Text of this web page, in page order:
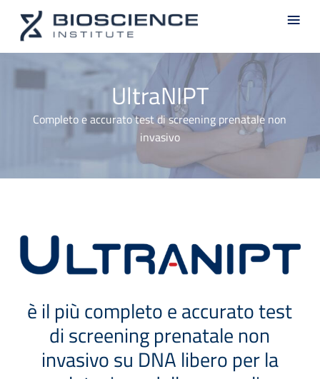
main
UltraNIPT
Completo e accurato test di screening prenatale non
invasivo
è il più completo e accurato test
di screening prenatale non
invasivo su DNA libero per la